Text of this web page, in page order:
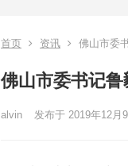
首页 资讯 佛山市委
佛山市委书记
alvin 发布于 2019年12月9